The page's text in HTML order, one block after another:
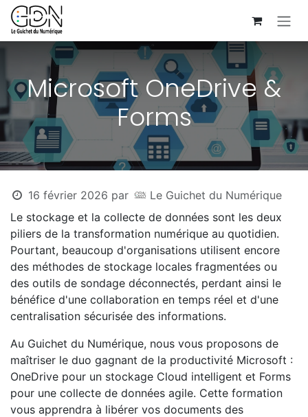
Se rendre au contenu
Microsoft OneDrive &
Forms
16 février 2026 par
Le Guichet du Numérique
Le stockage et la collecte de données sont les deux
piliers de la transformation numérique au quotidien.
Pourtant, beaucoup d'organisations utilisent encore
des méthodes de stockage locales fragmentées ou
des outils de sondage déconnectés, perdant ainsi le
bénéfice d'une collaboration en temps réel et d'une
centralisation sécurisée des informations.
Au Guichet du Numérique, nous vous proposons de
maîtriser le duo gagnant de la productivité Microsoft :
OneDrive pour un stockage Cloud intelligent et Forms
pour une collecte de données agile. Cette formation
vous apprendra à libérer vos documents des